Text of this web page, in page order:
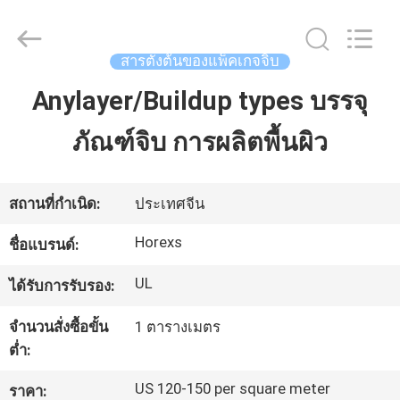
บ้าน
เกี่ยว
กับ
เรา
ทัวร์
(Hubei)
Electronics
สารตั้งต้นของแพ็คเกจจิบ
Anylayer/Buildup types บรรจุ
ภัณฑ์จิบ การผลิตพื้นผิว
สถานที่กำเนิด: ประเทศจีน
ชื่อแบรนด์: Horexs
ได้รับการรับรอง: UL
จำนวนสั่งซื้อขั้น
ต่ำ:
1 ตารางเมตร
ราคา: US 120-150 per square meter